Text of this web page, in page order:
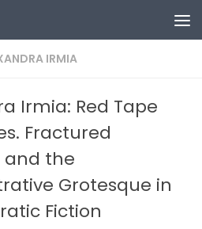
IRMIA
Irmia: Red Tape
Fractured
and the
Grotesque in
Fiction